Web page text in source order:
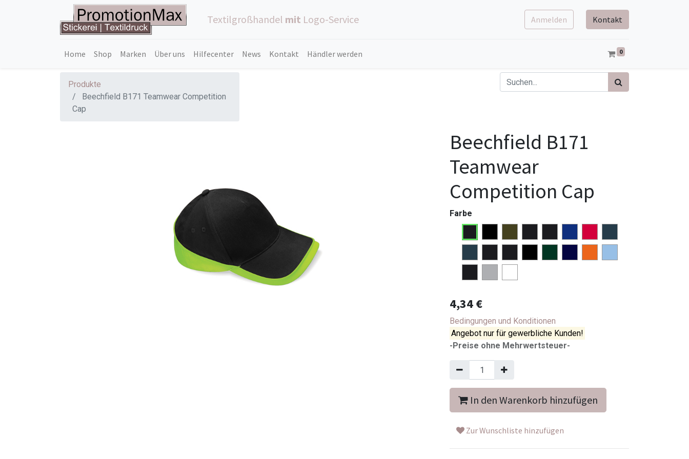
Textilgroßhandel mit Logo-Service Anmelden Kontakt
Home Shop Marken Über uns Hilfecenter News Kontakt Händler werden 0
Produkte
Beechfield B171 Teamwear Competition
Cap
Beechfield B171
Teamwear
Competition Cap
Farbe
4,34€
Bedingungen und Konditionen
Angebot nur für gewerbliche Kunden!
-Preise ohne Mehrwertsteuer-
In den Warenkorb hinzufügen
Zur Wunschliste hinzufügen